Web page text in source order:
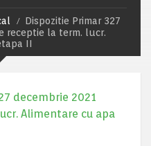
Dispozitie Primar 327
receptie la term. lucr.
II
decembrie 2021
Alimentare cu apa